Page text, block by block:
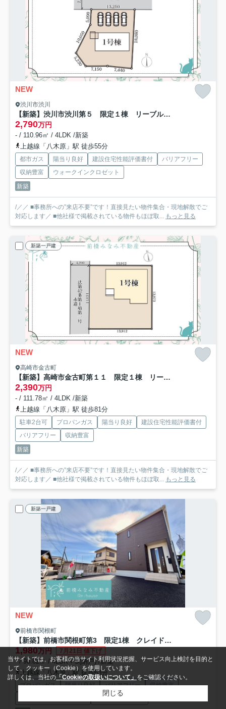
NEW
渋川市渋川
【新築】渋川市渋川第５ 限定１棟 リーブルガーデン 新築建売
2,790万円
- / 110.96㎡ / 4LDK /新築
上越線「八木原」駅 徒歩55分
都市ガス 陽当り良好 建設住宅性能評価書付
バリアフリー
収納豊富
ウォークインクロゼット
新築
/／／ ■事務所への”来店不要”です！直接見たい物件集合・現地解散でご
対応します／ ■他社様で掲載されている物件もほぼ取...
もっと見る
新築一戸建
NEW
高崎市金古町
【新築】高崎市金古町第１１ 限定１棟 リーブルガーデン 新築建売
2,390万円
- / 111.78㎡ / 4LDK /新築
上越線「八木原」駅 徒歩81分
駐車2台可 プロパンガス 陽当り良好
建設住宅性能評価書付
バリアフリー
収納豊富
新築
/／／ ■事務所への”来店不要”です！直接見たい物件集合・現地解散でご
対応します／ ■他社様で掲載されている物件もほぼ取... もっと見る
新築一戸建
NEW
前橋市関根町
【新築】前橋市関根町第3 限定1棟 クレイドルガーデン 新築建売
1,980万円 7月21日 値下げ
- / 98.82㎡ / 4LDK＋S(納戸) /新築
上越線「八木原」駅 徒歩63分
プロパンガス 陽当り良好 バリアフリー
収納豊富
システムキッチン
当サイトでは、お客様の当サイト利用状況把握、サービス向上検討を目的と
して、クッキー（Cookie）を使用しています。
詳しくは、当社の「Cookieの取扱いについて」をご確認ください。
閉じる